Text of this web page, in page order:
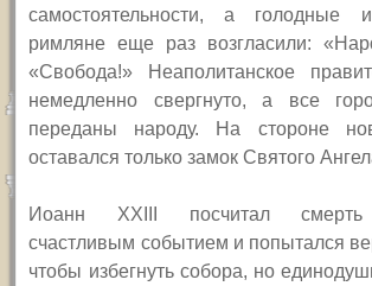
самостоятельности, а голодные
римляне еще раз возгласили:
«Свобода!» Неаполитанское
немедленно свергнуто, а все
переданы народу. На стороне
оставался только замок Святого
Иоанн XXIII посчитал
счастливым событием и попытался
чтобы избегнуть собора, но